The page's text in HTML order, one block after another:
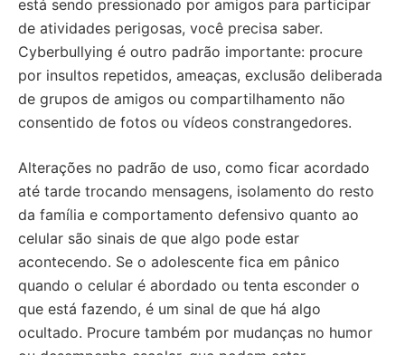
está sendo pressionado por amigos para participar
de atividades perigosas, você precisa saber.
Cyberbullying é outro padrão importante: procure
por insultos repetidos, ameaças, exclusão deliberada
de grupos de amigos ou compartilhamento não
consentido de fotos ou vídeos constrangedores.
Alterações no padrão de uso, como ficar acordado
até tarde trocando mensagens, isolamento do resto
da família e comportamento defensivo quanto ao
celular são sinais de que algo pode estar
acontecendo. Se o adolescente fica em pânico
quando o celular é abordado ou tenta esconder o
que está fazendo, é um sinal de que há algo
ocultado. Procure também por mudanças no humor